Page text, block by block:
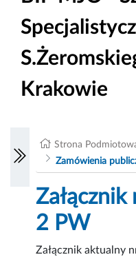
Krakowie
Strona
Zamówienia
2 PW
Załącznik aktualny